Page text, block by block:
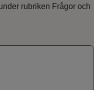
rubriken Frågor och